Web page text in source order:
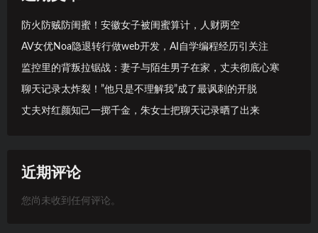
防火防贼防闺蜜！安徽女子被闺蜜算计，人财两空
AV女优Noa隐退转行做web开发，AI自学编程经历引关注
监控里的背叛拉锯战：妻子与陌生男子在家，丈夫彻底心寒
聊天记录太炸裂！”他只是不理解我”成了最讽刺的开脱
丈夫对红颜知己一掷千金，朱女士把聊天记录晒了出来
近期评论
您尚未收到任何评论。